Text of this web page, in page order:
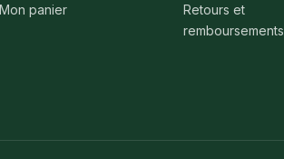
Mon panier
Retours et
remboursements